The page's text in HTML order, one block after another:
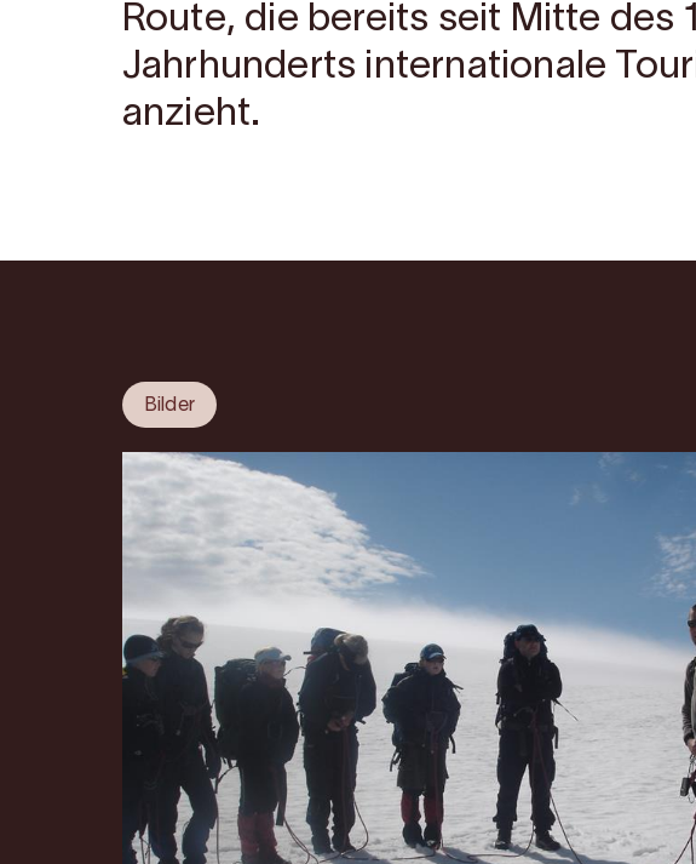
Route, die bereits seit Mitte des
Jahrhunderts internationale
anzieht.
Bilder